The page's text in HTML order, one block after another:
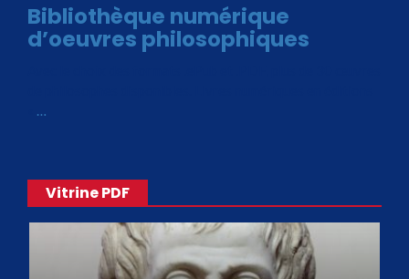
Bibliothèque numérique
d’oeuvres philosophiques
…
Vitrine PDF